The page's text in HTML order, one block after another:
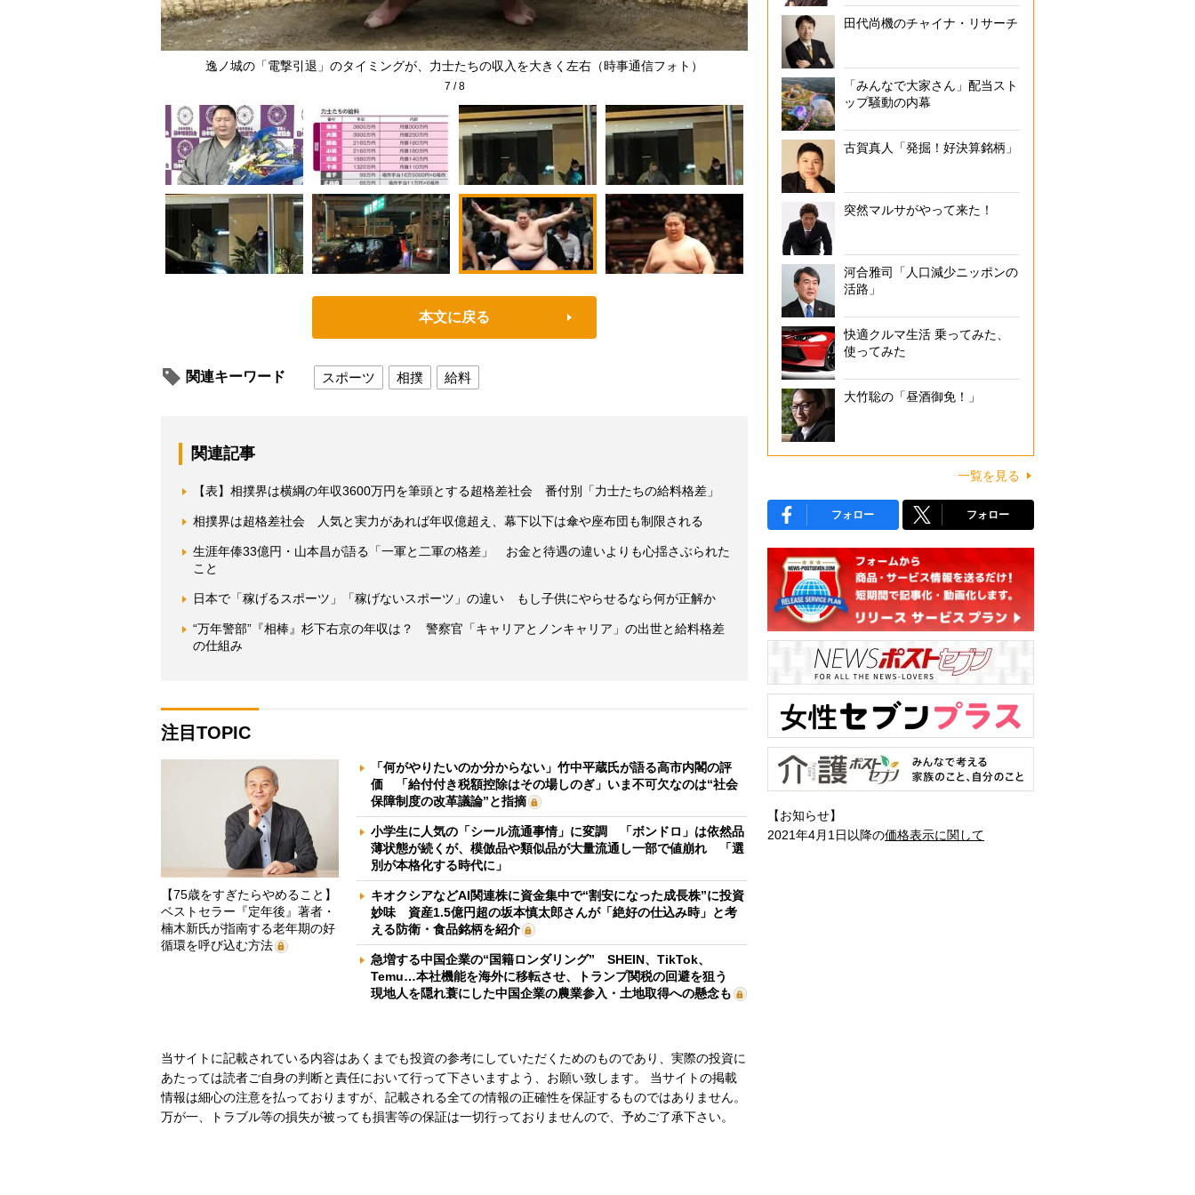
逸ノ城の「電撃引退」のタイミングが、力士たちの収入を大きく左右（時事通信フォト） 史上2位タイの4場所での新入幕を果たした逸ノ城（時事通信
7 /8
本文に戻る
関連キーワード スポーツ 相撲 給料
関連記事
【表】相撲界は横綱の年収3600万円を筆頭とする超格差社会 番付別「力士たちの給料格差」
相撲界は超格差社会 人気と実力があれば年収億超え、幕下以下は傘や座布団も制限される
生涯年俸33億円・山本昌が語る「一軍と二軍の格差」 お金と待遇の違いよりも心揺さぶられた
こと
日本で「稼げるスポーツ」「稼げないスポーツ」の違い もし子供にやらせるなら何が正解か
“万年警部”『相棒』杉下右京の年収は？ 警察官「キャリアとノンキャリア」の出世と給料格差
の仕組み
注目TOPIC
【75歳をすぎたらやめること】
ベストセラー『定年後』著者・
楠木新氏が指南する老年期の好
循環を呼び込む方法
「何がやりたいのか分からない」竹中平蔵氏が語る高市内閣の評
価 「給付付き税額控除はその場しのぎ」いま不可欠なのは“社会
保障制度の改革議論”と指摘
小学生に人気の「シール流通事情」に変調 「ボンドロ」は依然品
薄状態が続くが、模倣品や類似品が大量流通し一部で値崩れ 「選
別が本格化する時代に」
キオクシアなどAI関連株に資金集中で“割安になった成長株”に投資
妙味 資産1.5億円超の坂本慎太郎さんが「絶好の仕込み時」と考
える防衛・食品銘柄を紹介
急増する中国企業の“国籍ロンダリング” SHEIN、TikTok、
Temu…本社機能を海外に移転させ、トランプ関税の回避を狙う
現地人を隠れ蓑にした中国企業の農業参入・土地取得への懸念も
当サイトに記載されている内容はあくまでも投資の参考にしていただくためのものであり、実際の投資に
あたっては読者ご自身の判断と責任において行って下さいますよう、お願い致します。 当サイトの掲載
情報は細心の注意を払っておりますが、記載される全ての情報の正確性を保証するものではありません。
万が一、トラブル等の損失が被っても損害等の保証は一切行っておりませんので、予めご了承下さい。
田代尚機のチャイナ・リサーチ
「みんなで大家さん」配当スト
ップ騒動の内幕
古賀真人「発掘！好決算銘柄」
突然マルサがやって来た！
河合雅司「人口減少ニッポンの
活路」
快適クルマ生活 乗ってみた、
使ってみた
大竹聡の「昼酒御免！」
一覧を見る
フォロー フォロー
【お知らせ】
2021年4月1日以降の価格表示に関して